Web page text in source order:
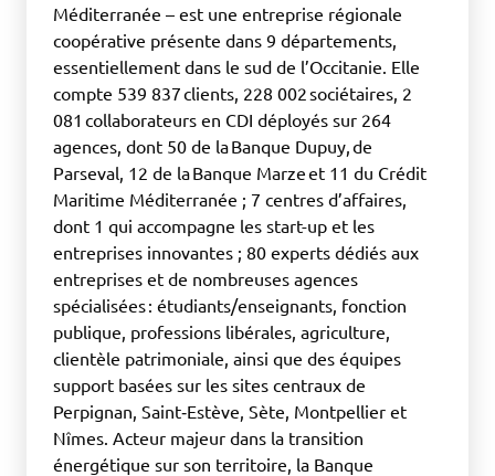
Méditerranée – est une entreprise régionale
coopérative présente dans 9 départements,
essentiellement dans le sud de l’Occitanie. Elle
compte 539 837 clients, 228 002 sociétaires, 2
081 collaborateurs en CDI déployés sur 264
agences, dont 50 de la Banque Dupuy, de
Parseval, 12 de la Banque Marze et 11 du Crédit
Maritime Méditerranée ; 7 centres d’affaires,
dont 1 qui accompagne les start-up et les
entreprises innovantes ; 80 experts dédiés aux
entreprises et de nombreuses agences
spécialisées : étudiants/enseignants, fonction
publique, professions libérales, agriculture,
clientèle patrimoniale, ainsi que des équipes
support basées sur les sites centraux de
Perpignan, Saint‑Estève, Sète, Montpellier et
Nîmes. Acteur majeur dans la transition
énergétique sur son territoire, la Banque